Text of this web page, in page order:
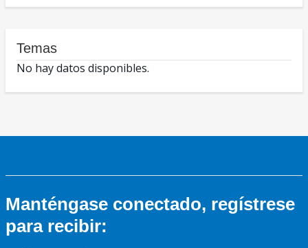
Temas
No hay datos disponibles.
Manténgase conectado, regístrese
para recibir: